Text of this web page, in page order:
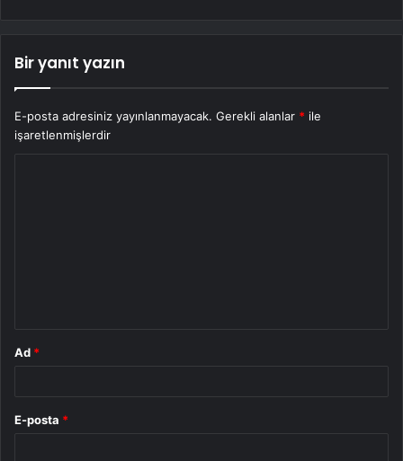
Bir yanıt yazın
E-posta adresiniz yayınlanmayacak. Gerekli alanlar * ile
işaretlenmişlerdir
Ad *
E-posta *